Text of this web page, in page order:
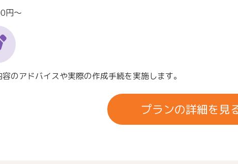
円～
容のアドバイスや実際の作成手続を実施します。
プランの詳細を見